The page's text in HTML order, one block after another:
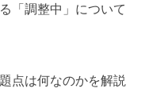
「調整中」について
点は何なのかを解説